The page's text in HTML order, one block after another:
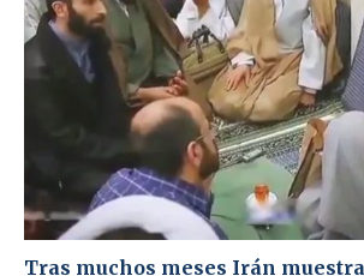
Tras muchos meses Irán